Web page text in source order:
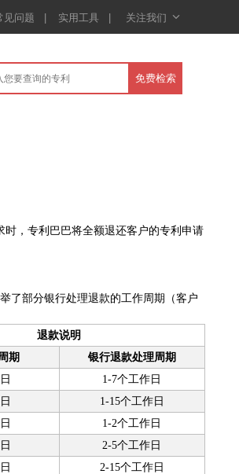
见问题 实用工具 关注我们 
，专利巴巴将全额退还客户的专利申请
了部分银行处理退款的工作周期（客户
退款说明
期
银行退款处理周期
1-7个工作日
1-15个工作日
1-2个工作日
2-5个工作日
2-15个工作日